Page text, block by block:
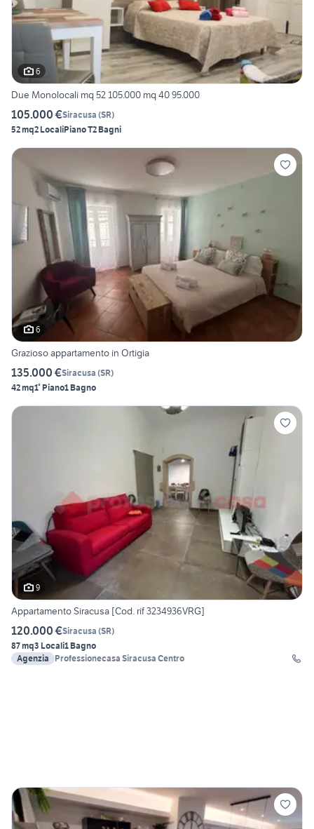
6
Due Monolocali mq 52 105.000 mq 40 95.000
105.000 €Siracusa (SR)
52 mq2 LocaliPiano T2 Bagni
6
Grazioso appartamento in Ortigia
135.000 €Siracusa (SR)
42 mq1° Piano1 Bagno
9
Appartamento Siracusa [Cod. rif 3234936VRG]
120.000 €Siracusa (SR)
87 mq3 Locali1 Bagno
Agenzia
Professionecasa Siracusa Centro